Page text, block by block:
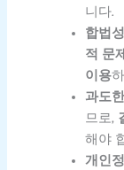
니다.
합법
적 문
이용
과도
므로,
해야
개인